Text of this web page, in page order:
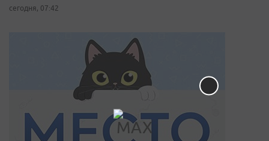
сегодня, 07:42